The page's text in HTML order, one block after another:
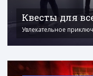
Квесты для
Увлекательное